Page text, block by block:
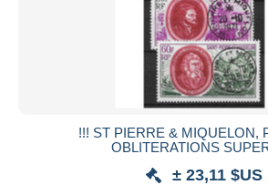
!!! ST PIERRE & MIQUELON,
OBLITERATIONS
± 23,11 $US